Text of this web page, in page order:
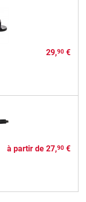
29,90€
à partir de 27,90€